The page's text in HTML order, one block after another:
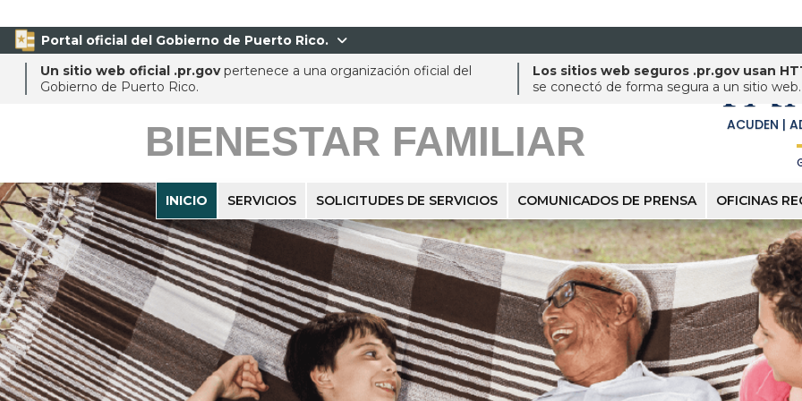
Portal oficial del Gobierno de Puerto Rico. 
Un sitio web oficial .pr.govpertenece a una organización oficial del
Gobierno de Puerto Rico.
Los sitios web seguros .pr.gov usan
se conectó de forma segura a un sitio web.
BIENESTAR FAMILIAR ACUDEN |
INICIO SERVICIOS SOLICITUDES DE SERVICIOS COMUNICADOS DE PRENSA OFICINAS